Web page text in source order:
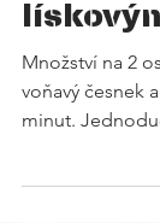
Množství na 2